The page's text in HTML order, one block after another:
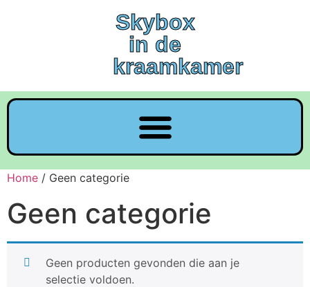
Skybox
in de
kraamkamer
Home / Geen categorie
Geen categorie
Geen producten gevonden die aan je
selectie voldoen.